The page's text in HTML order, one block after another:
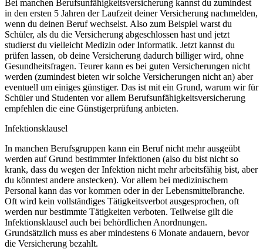
Bei manchen Berufsunfähigkeitsversicherung kannst du zumindest
in den ersten 5 Jahren der Laufzeit deiner Versicherung nachmelden,
wenn du deinen Beruf wechselst. Also zum Beispiel warst du
Schüler, als du die Versicherung abgeschlossen hast und jetzt
studierst du vielleicht Medizin oder Informatik. Jetzt kannst du
prüfen lassen, ob deine Versicherung dadurch billiger wird, ohne
Gesundheitsfragen. Teurer kann es bei guten Versicherungen nicht
werden (zumindest bieten wir solche Versicherungen nicht an) aber
eventuell um einiges günstiger. Das ist mit ein Grund, warum wir für
Schüler und Studenten vor allem Berufsunfähigkeitsversicherung
empfehlen die eine Günstigerprüfung anbieten.
Infektionsklausel
In manchen Berufsgruppen kann ein Beruf nicht mehr ausgeübt
werden auf Grund bestimmter Infektionen (also du bist nicht so
krank, dass du wegen der Infektion nicht mehr arbeitsfähig bist, aber
du könntest andere anstecken). Vor allem bei medizinischem
Personal kann das vor kommen oder in der Lebensmittelbranche.
Oft wird kein vollständiges Tätigkeitsverbot ausgesprochen, oft
werden nur bestimmte Tätigkeiten verboten. Teilweise gilt die
Infektionsklausel auch bei behördlichen Anordnungen.
Grundsätzlich muss es aber mindestens 6 Monate andauern, bevor
die Versicherung bezahlt.